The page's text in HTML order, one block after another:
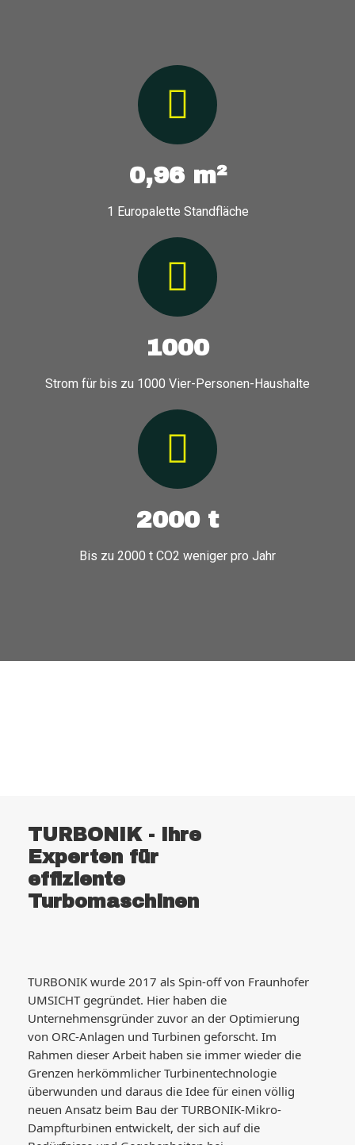
0,96 m²
1 Europalette Standfläche
1000
Strom für bis zu 1000 Vier-Personen-Haushalte
2000 t
Bis zu 2000 t CO2 weniger pro Jahr
TURBONIK - Ihre
Experten für
effiziente
Turbomaschinen
TURBONIK wurde 2017 als Spin-off von Fraunhofer
UMSICHT gegründet. Hier haben die
Unternehmensgründer zuvor an der Optimierung
von ORC-Anlagen und Turbinen geforscht. Im
Rahmen dieser Arbeit haben sie immer wieder die
Grenzen herkömmlicher Turbinentechnologie
überwunden und daraus die Idee für einen völlig
neuen Ansatz beim Bau der TURBONIK-Mikro-
Dampfturbinen entwickelt, der sich auf die